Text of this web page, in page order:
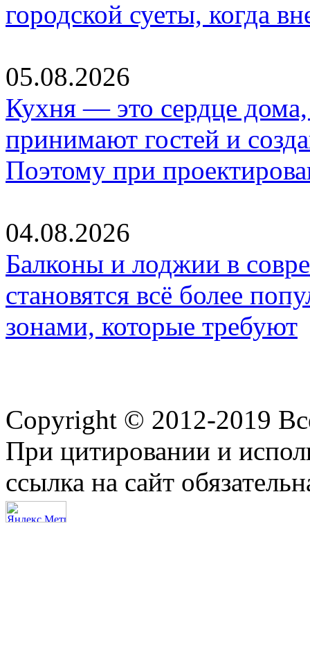
городской суеты, когда
05.08.2026
Кухня — это сердце дома,
принимают гостей и
Поэтому при
04.08.2026
Балконы и лоджии в
становятся всё более
зонами, которые требуют
Copyright © 2012-2019
При цитировании и
ссылка на сайт